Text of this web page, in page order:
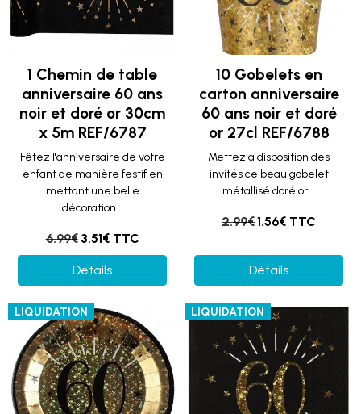
1 Chemin de table
anniversaire 60 ans
noir et doré or 30cm
x 5m REF/6787
Fêtez l'anniversaire de votre
enfant de manière festif en
mettant une belle
décoration...
6.99€ 3.51€ TTC
Détails
10 Gobelets en
carton anniversaire
60 ans noir et doré
or 27cl REF/6788
Mettez à disposition des
invités ce beau gobelet
métallisé doré or...
2.99€1.56€ TTC
Détails
LIQUIDATION LIQUIDATION